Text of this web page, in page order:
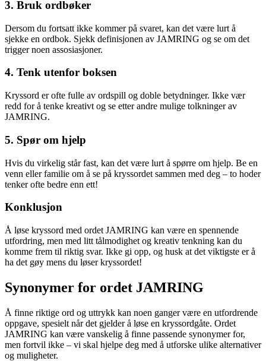
3. Bruk ordbøker
Dersom du fortsatt ikke kommer på svaret, kan det være lurt å
sjekke en ordbok. Sjekk definisjonen av JAMRING og se om det
trigger noen assosiasjoner.
4. Tenk utenfor boksen
Kryssord er ofte fulle av ordspill og doble betydninger. Ikke vær
redd for å tenke kreativt og se etter andre mulige tolkninger av
JAMRING.
5. Spør om hjelp
Hvis du virkelig står fast, kan det være lurt å spørre om hjelp. Be en
venn eller familie om å se på kryssordet sammen med deg – to hoder
tenker ofte bedre enn ett!
Konklusjon
Å løse kryssord med ordet JAMRING kan være en spennende
utfordring, men med litt tålmodighet og kreativ tenkning kan du
komme frem til riktig svar. Ikke gi opp, og husk at det viktigste er å
ha det gøy mens du løser kryssordet!
Synonymer for ordet JAMRING
Å finne riktige ord og uttrykk kan noen ganger være en utfordrende
oppgave, spesielt når det gjelder å løse en kryssordgåte. Ordet
JAMRING kan være vanskelig å finne passende synonymer for,
men fortvil ikke – vi skal hjelpe deg med å utforske ulike alternativer
og muligheter.